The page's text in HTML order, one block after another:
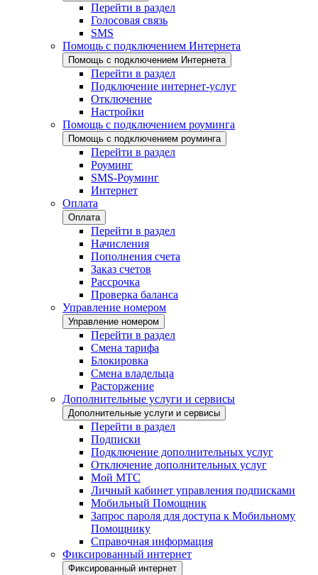
Перейти в раздел
Голосовая связь
SMS
Помощь с подключением Интернета
Помощь с подключением Интернета
Перейти в раздел
Подключение интернет-услуг
Отключение
Настройки
Помощь с подключением роуминга
Помощь с подключением роуминга
Перейти в раздел
Роуминг
SMS-Роуминг
Интернет
Оплата
Оплата
Перейти в раздел
Начисления
Пополнения счета
Заказ счетов
Рассрочка
Проверка баланса
Управление номером
Управление номером
Перейти в раздел
Смена тарифа
Блокировка
Смена владельца
Расторжение
Дополнительные услуги и сервисы
Дополнительные услуги и сервисы
Перейти в раздел
Подписки
Подключение дополнительных услуг
Отключение дополнительных услуг
Мой МТС
Личный кабинет управления подписками
Мобильный Помощник
Запрос пароля для доступа к Мобильному
Помощнику
Справочная информация
Фиксированный интернет
Фиксированный интернет